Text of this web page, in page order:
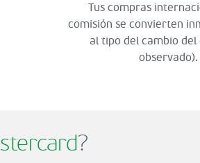
Tus compras
comisión se convierten
al tipo del cambio del
observado).
?